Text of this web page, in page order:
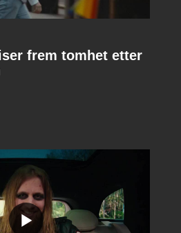
frem tomhet etter